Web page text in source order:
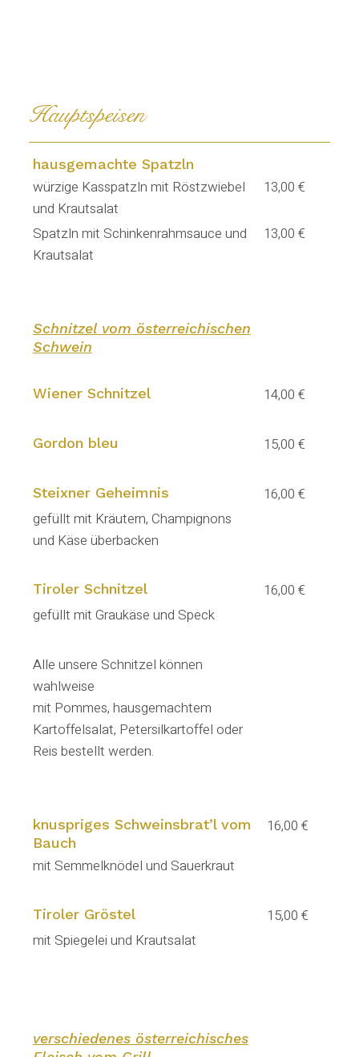
Hauptspeisen
hausgemachte Spatzln
würzige Kasspatzln mit Röstzwiebel
und Krautsalat
13,00 €
Spatzln mit Schinkenrahmsauce und
Krautsalat
13,00 €
Schnitzel vom österreichischen
Schwein
Wiener Schnitzel 14,00 €
Gordon bleu 15,00 €
Steixner Geheimnis
16,00 €
gefüllt mit Kräutern, Champignons
und Käse überbacken
Tiroler Schnitzel
16,00 €
gefüllt mit Graukäse und Speck
Alle unsere Schnitzel können
wahlweise
mit Pommes, hausgemachtem
Kartoffelsalat, Petersilkartoffel oder
Reis bestellt werden.
knuspriges Schweinsbrat’l vom
Bauch
16,00 €
mit Semmelknödel und Sauerkraut
Tiroler Gröstel
15,00 €
mit Spiegelei und Krautsalat
verschiedenes österreichisches